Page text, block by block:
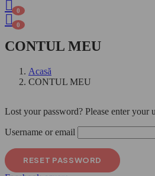
0
0
CONTUL MEU
Acasă
CONTUL MEU
Lost your password? Please enter your
Username or email
RESET PASSWORD